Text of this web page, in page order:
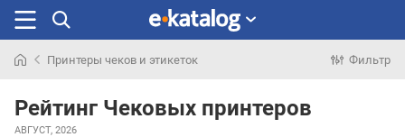
раньше
Принтеры чеков и этикеток Фильтр
Рейтинг Чековых принтеров
АВГУСТ, 2026